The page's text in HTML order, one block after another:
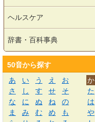
ヘルスケア
辞書・百科事典
50音から探す
あ
い う え お か
さ
し す せ そ た
な
に ぬ ね の は
ま
み む め も や